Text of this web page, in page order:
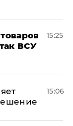
ВСУ
15:25
15:06